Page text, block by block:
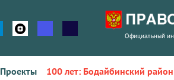
Официальный
Проекты 100 лет: Бодайбинский район